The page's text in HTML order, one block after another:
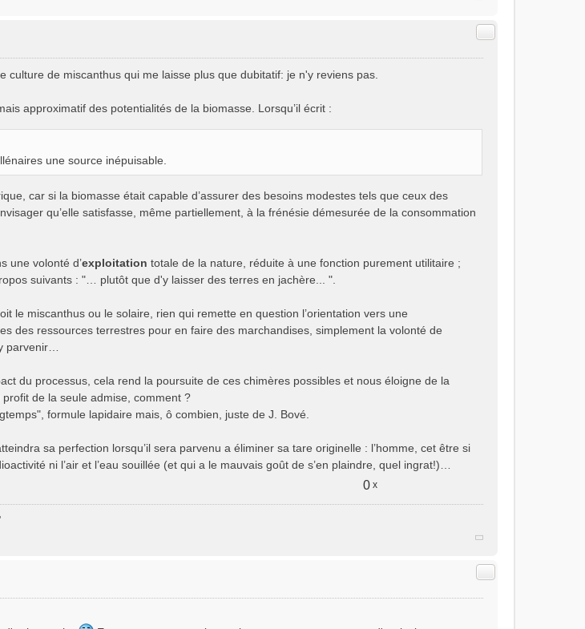
Citer
culture de miscanthus qui me laisse plus que dubitatif: je n'y reviens pas.
approximatif des potentialités de la biomasse. Lorsqu’il écrit :
une source inépuisable.
car si la biomasse était capable d’assurer des besoins modestes tels que ceux des
qu’elle satisfasse, même partiellement, à la frénésie démesurée de la consommation
une volonté d’exploitation totale de la nature, réduite à une fonction purement utilitaire ;
suivants : "… plutôt que d'y laisser des terres en jachère... ".
le miscanthus ou le solaire, rien qui remette en question l’orientation vers une
des ressources terrestres pour en faire des marchandises, simplement la volonté de
parvenir…
du processus, cela rend la poursuite de ces chimères possibles et nous éloigne de la
de la seule admise, comment ?
formule lapidaire mais, ô combien, juste de J. Bové.
sa perfection lorsqu’il sera parvenu a éliminer sa tare originelle : l’homme, cet être si
ni l’air et l’eau souillée (et qui a le mauvais goût de s’en plaindre, quel ingrat!)…
0 x
Citer